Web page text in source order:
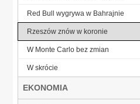
Red Bull wygrywa w Bahrajnie
Rzeszów znów w koronie
W Monte Carlo bez zmian
W skrócie
EKONOMIA